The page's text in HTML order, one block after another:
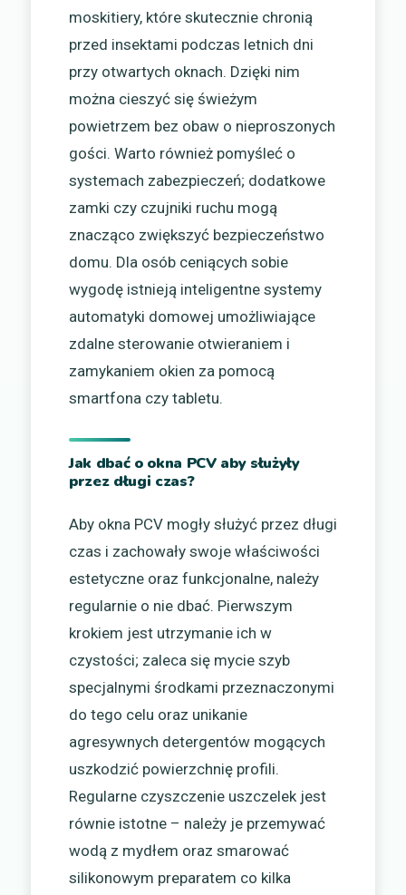
moskitiery, które skutecznie chronią
przed insektami podczas letnich dni
przy otwartych oknach. Dzięki nim
można cieszyć się świeżym
powietrzem bez obaw o nieproszonych
gości. Warto również pomyśleć o
systemach zabezpieczeń; dodatkowe
zamki czy czujniki ruchu mogą
znacząco zwiększyć bezpieczeństwo
domu. Dla osób ceniących sobie
wygodę istnieją inteligentne systemy
automatyki domowej umożliwiające
zdalne sterowanie otwieraniem i
zamykaniem okien za pomocą
smartfona czy tabletu.
Jak dbać o okna PCV aby służyły
przez długi czas?
Aby okna PCV mogły służyć przez długi
czas i zachowały swoje właściwości
estetyczne oraz funkcjonalne, należy
regularnie o nie dbać. Pierwszym
krokiem jest utrzymanie ich w
czystości; zaleca się mycie szyb
specjalnymi środkami przeznaczonymi
do tego celu oraz unikanie
agresywnych detergentów mogących
uszkodzić powierzchnię profili.
Regularne czyszczenie uszczelek jest
równie istotne – należy je przemywać
wodą z mydłem oraz smarować
silikonowym preparatem co kilka